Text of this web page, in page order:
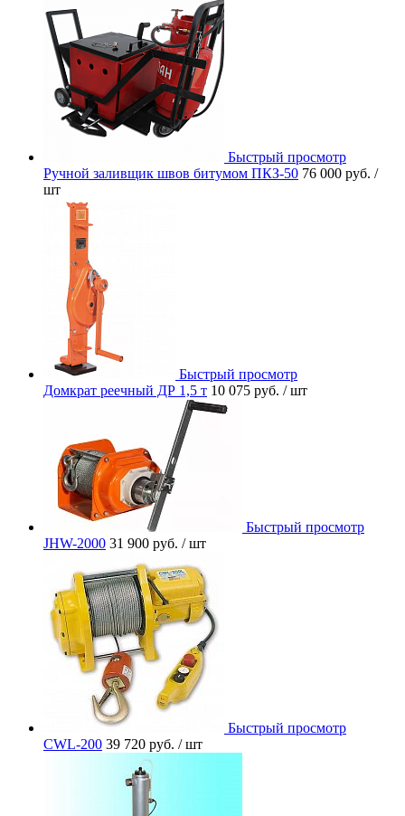
Быстрый просмотр
Ручной заливщик швов битумом ПКЗ-50 76 000 руб. /
шт
Быстрый просмотр
Домкрат реечный ДР 1,5 т 10 075 руб. / шт
Быстрый просмотр
JHW-2000 31 900 руб. / шт
Быстрый просмотр
CWL-200 39 720 руб. / шт